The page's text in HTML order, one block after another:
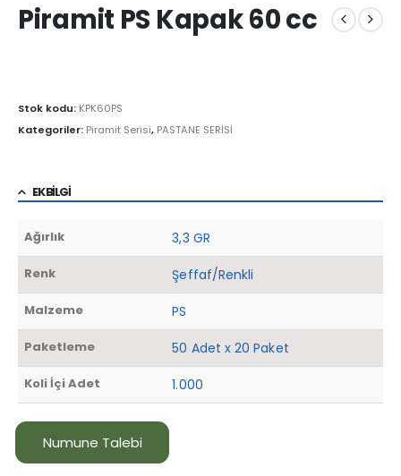
Piramit PS Kapak 60 cc
Stok kodu: KPK60PS
Kategoriler: Piramit Serisi, PASTANE SERİSİ
EK BILGI
Ağırlık 3,3 GR
Renk Şeffaf/Renkli
Malzeme PS
Paketleme 50 Adet x 20 Paket
Koli İçi Adet 1.000
Numune Talebi